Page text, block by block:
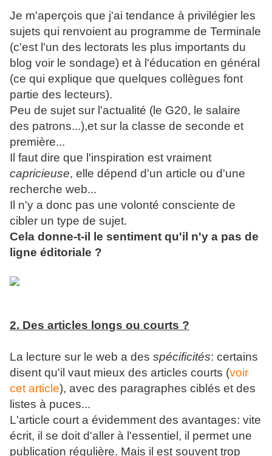
Je m'aperçois que j'ai tendance à privilégier les
sujets qui renvoient au programme de Terminale
(c'est l'un des lectorats les plus importants du
blog voir le sondage) et à l'éducation en général
(ce qui explique que quelques collègues font
partie des lecteurs).
Peu de sujet sur l'actualité (le G20, le salaire
des patrons...),et sur la classe de seconde et
première...
Il faut dire que l'inspiration est vraiment
capricieuse, elle dépend d'un article ou d'une
recherche web...
Il n'y a donc pas une volonté consciente de
cibler un type de sujet.
Cela donne-t-il le sentiment qu'il n'y a pas de
ligne éditoriale ?
2. Des articles longs ou courts ?
La lecture sur le web a des spécificités: certains
disent qu'il vaut mieux des articles courts (voir
cet article), avec des paragraphes ciblés et des
listes à puces...
L'article court a évidemment des avantages: vite
écrit, il se doit d'aller à l'essentiel, il permet une
publication régulière. Mais il est souvent trop